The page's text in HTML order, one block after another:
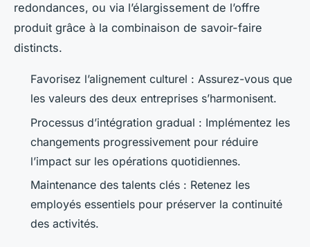
redondances, ou via l’élargissement de l’offre
produit grâce à la combinaison de savoir-faire
distincts.
Favorisez l’alignement culturel : Assurez-vous que
les valeurs des deux entreprises s’harmonisent.
Processus d’intégration gradual : Implémentez les
changements progressivement pour réduire
l’impact sur les opérations quotidiennes.
Maintenance des talents clés : Retenez les
employés essentiels pour préserver la continuité
des activités.